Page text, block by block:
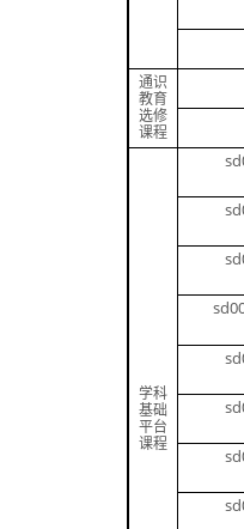
通识
教育
选修
课程
学科
基础
平台
课程